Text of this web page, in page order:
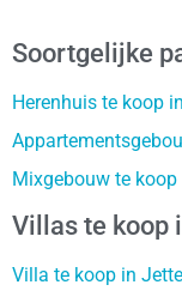
Soortgelijke
Herenhuis te koop
Mixgebouw te
Villas te koop
Villa te koop in